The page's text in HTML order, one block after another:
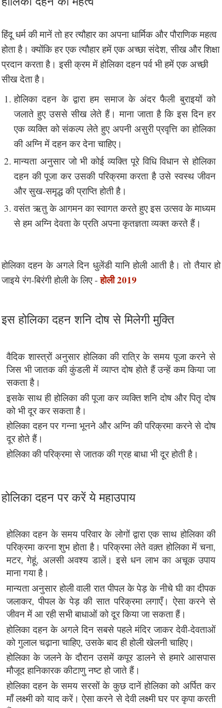
हिंदू धर्म की मानें तो हर त्यौहार का अपना धार्मिक और पौराणिक महत्व
होता है। क्योंकि हर एक त्यौहार हमें एक अच्छा संदेश, सीख और शिक्षा
प्रदान करता है। इसी क्रम में होलिका दहन पर्व भी हमें एक अच्छी
सीख देता है।
होलिका दहन के द्वारा हम समाज के अंदर फैली बुराइयों को
जलाते हुए उससे सीख लेते हैं। माना जाता है कि इस दिन हर
एक व्यक्ति को संकल्प लेते हुए अपनी असुरी प्रवृत्ति का होलिका
की अग्नि में दहन कर देना चाहिए।
मान्यता अनुसार जो भी कोई व्यक्ति पूरे विधि विधान से होलिका
दहन की पूजा कर उसकी परिक्रमा करता है उसे स्वस्थ जीवन
और सुख-समृद्ध की प्राप्ति होती है।
वसंत ऋतु के आगमन का स्वागत करते हुए इस उत्सव के माध्यम
से हम अग्नि देवता के प्रति अपना कृतज्ञता व्यक्त करते हैं।
होलिका दहन के अगले दिन धुलेंडी यानि होली आती है। तो तैयार हो
जाइये रंग-बिरंगी होली के लिए -होली 2019
इस होलिका दहन शनि दोष से मिलेगी मुक्ति
वैदिक शास्त्रों अनुसार होलिका की रात्रि के समय पूजा करने से
जिस भी जातक की कुंडली में व्याप्त दोष होते हैं उन्हें कम किया जा
सकता है।
इसके साथ ही होलिका की पूजा कर व्यक्ति शनि दोष और पितृ दोष
को भी दूर कर सकता है।
होलिका दहन पर गन्ना भूनने और अग्नि की परिक्रमा करने से दोष
दूर होते हैं।
होलिका की परिक्रमा से जातक की ग्रह बाधा भी दूर होती है।
होलिका दहन पर करें ये महाउपाय
होलिका दहन के समय परिवार के लोगों द्वारा एक साथ होलिका की
परिक्रमा करना शुभ होता है। परिक्रमा लेते वक़्त होलिका में चना,
मटर, गेहूं, अलसी अवश्य डालें। इसे धन लाभ का अचूक उपाय
माना गया है।
मान्यता अनुसार होली वाली रात पीपल के पेड़ के नीचे घी का दीपक
जलाकर, पीपल के पेड़ की सात परिक्रमा लगाएँ। ऐसा करने से
जीवन में आ रही सभी बाधाओं को दूर किया जा सकता हैं।
होलिका दहन के अगले दिन सबसे पहले मंदिर जाकर देवी-देवताओं
को गुलाल चढ़ाना चाहिए, उसके बाद ही होली खेलनी चाहिए।
होलिका के जलने के दौरान उसमें कपूर डालने से हमारे आसपास
मौजूद हानिकारक कीटाणु नष्ट हो जाते हैं।
होलिका दहन के समय सरसों के कुछ दानें होलिका को अर्पित कर
माँ लक्ष्मी को याद करें। ऐसा करने से देवी लक्ष्मी घर पर कृपा करती